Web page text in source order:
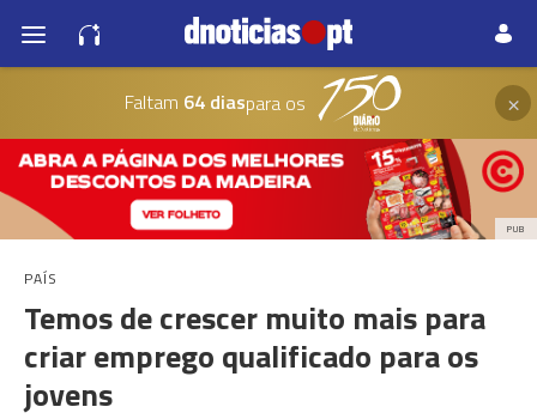
Faltam 64 diaspara os ×
PUB
PAÍS
Temos de crescer muito mais para
criar emprego qualificado para os
jovens